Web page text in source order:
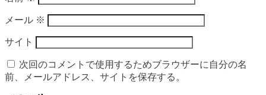
メール ※
サイト
次回のコメントで使用するためブラウザーに自分の名
前、メールアドレス、サイトを保存する。